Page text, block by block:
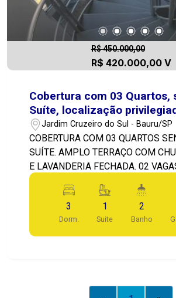
R$ 450.000,00
R$ 420.000,00 V
Cobertura com 03 Quartos,
Suíte, localização
Jardim Cruzeiro do Sul - Bauru/SP
COBERTURA COM 03 QUARTOS
SUÍTE. AMPLO TERRAÇO COM
E LAVANDERIA FECHADA. 02
GARAGEM COBERTA. AREA DE
COMPLETA COM PISCINA.
CHURRASQUEIRA. SALÃO DE FESTA,
PLAYGROUND, PRAÇA DE
LOCALIZADO NA AVENIDA
3
Dorm.
1
Suite
2
Banho